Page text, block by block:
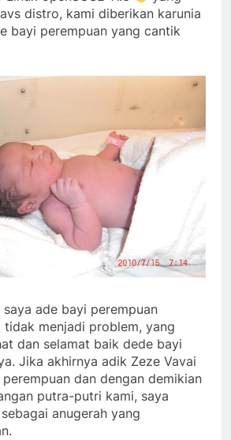
distro, kami diberikan karunia
bayi perempuan yang cantik
ade bayi perempuan
tidak menjadi problem, yang
dan selamat baik dede bayi
Jika akhirnya adik Zeze Vavai
dan dengan demikian
putra-putri kami, saya
anugerah yang